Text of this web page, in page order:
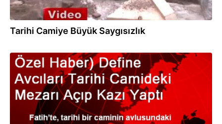
Tarihi Camiye Büyük Saygısızlık
03.01.2014